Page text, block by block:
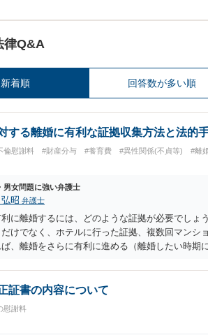
律Q&A
新着順 回答数が多い順
する離婚に有利な証拠収集方法と法的
倫慰謝料 #財産分与 #養育費 #異性関係(不貞等) #離
男女問題に強い弁護士
昭 弁護士
利に離婚するには、どのような証拠が必要でしょ
けでなく、ホテルに行った証拠、複数回マンシ
、離婚をさらに有利に進める（離婚したい時期
、ご注意ください。 以上、ご参考まで。
証書の内容について
慰謝料